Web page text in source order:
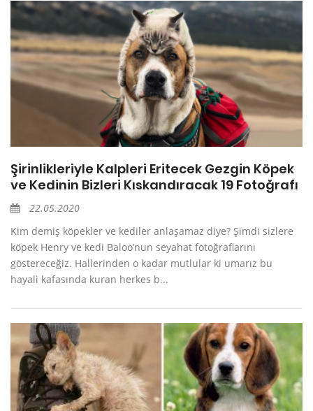
Şirinlikleriyle Kalpleri Eritecek Gezgin Köpek
ve Kedinin Bizleri Kıskandıracak 19 Fotoğrafı
22.05.2020
Kim demiş köpekler ve kediler anlaşamaz diye? Şimdi sizlere
köpek Henry ve kedi Baloo’nun seyahat fotoğraflarını
göstereceğiz. Hallerinden o kadar mutlular ki umarız bu
hayali kafasında kuran herkes b...